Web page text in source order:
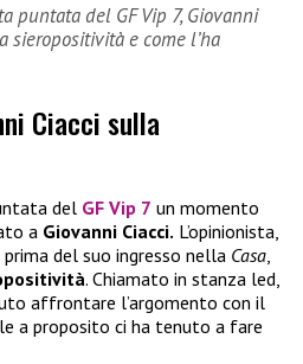
puntata del GF Vip 7, Giovanni
sieropositività e come l’ha
Ciacci sulla
del GF Vip 7 un momento
a Giovanni Ciacci. L’opinionista,
del suo ingresso nella Casa,
. Chiamato in stanza led,
affrontare l’argomento con il
a proposito ci ha tenuto a fare